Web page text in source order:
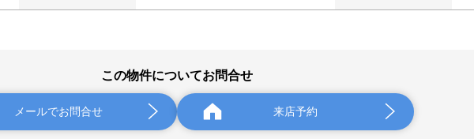
この物件についてお問合せ
メールでお問合せ 来店予約